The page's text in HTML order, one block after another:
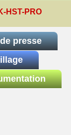
HST-PRO
presse
et-Eliet